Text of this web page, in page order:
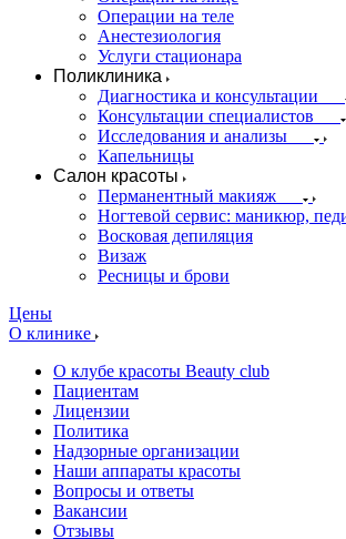
Операции на теле
Анестезиология
Услуги стационара
Поликлиника
Диагностика и консультации
Консультации специалистов
Исследования и анализы
Капельницы
Салон красоты
Перманентный макияж
Ногтевой сервис: маникюр,
Восковая депиляция
Визаж
Ресницы и брови
Цены
О клинике
О клубе красоты Beauty club
Пациентам
Лицензии
Политика
Надзорные организации
Наши аппараты красоты
Вопросы и ответы
Вакансии
Отзывы